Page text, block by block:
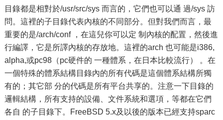
目錄都是相對於/usr/src/sys 而言的，它們也可以通 過/sys 訪
問。這裡的子目錄代表內核的不同部分。但對我們而言，最
重要的是/arch/conf ，在這兒你可以定 制內核的配置，然後進
行編譯，它是所譯內核的存放地。這裡的arch 也可能是i386,
alpha,或pc98（pc硬件的 一種體系，在日本比較流行） 。在
一個特殊的體系結構目錄內的所有代碼是這個體系結構所獨
有的；其它部 分的代碼是所有平台共享的。注意一下目錄的
邏輯結構，所有支持的設備、文件系統和選項，等都在它們
各自 的子目錄下。FreeBSD 5.x及以後的版本已經支持sparc